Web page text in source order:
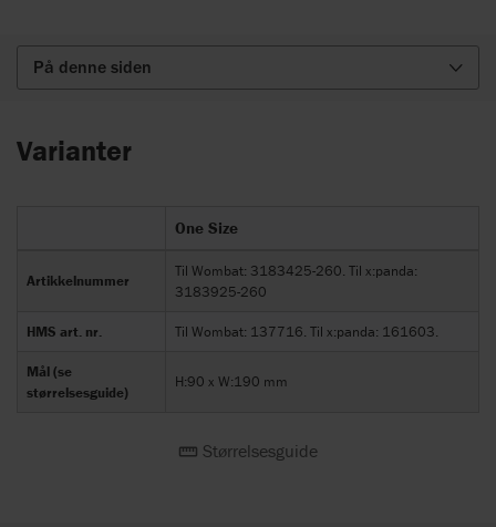
På denne siden
Varianter
One Size
Artikkelnummer
Til Wombat: 3183425-260. Til x:panda:
3183925-260
HMS art. nr. Til Wombat: 137716. Til x:panda: 161603.
Mål (se
størrelsesguide)
H:90 x W:190 mm
Størrelsesguide